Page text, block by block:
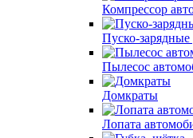
Компрессор
Пуско-зарядные
Пылесос
Домкраты
Лопата